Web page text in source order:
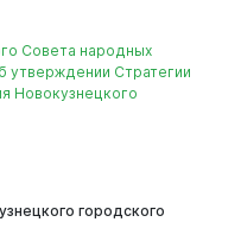
Совета народных
утверждении Стратегии
Новокузнецкого
городского